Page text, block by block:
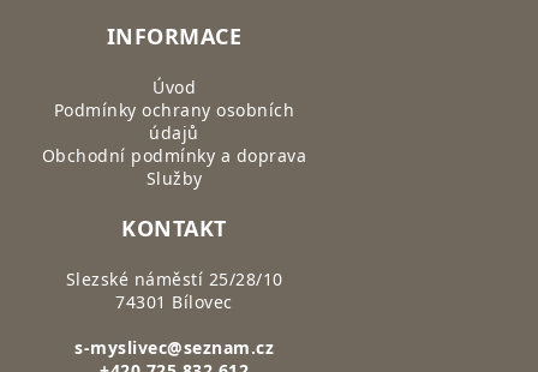
INFORMACE
Úvod
Podmínky ochrany osobních
údajů
Obchodní podmínky a doprava
Služby
KONTAKT
Slezské náměstí 25/28/10
74301 Bílovec
s-myslivec@seznam.cz